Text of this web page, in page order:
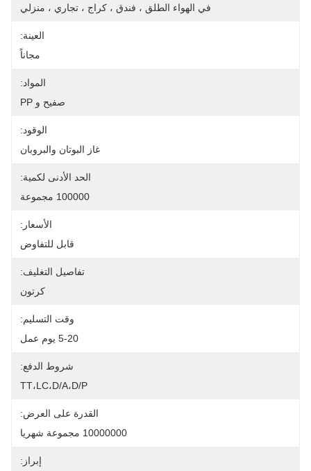
في الهواء الطلق ، فندق ، كراج ، تجاري ، منزلي
العينة:
مجاناً
المواد:
صفيح و PP
الوقود:
غاز البوتان والبروبان
الحد الأدنى لكمية:
100000 مجموعة
الأسعار:
قابل للتفاوض
تفاصيل التغليف:
كرتون
وقت التسليم:
5-20 يوم عمل
شروط الدفع:
TT،LC،D/A،D/P
القدرة على العرض:
10000000 مجموعة شهريا
إبراز: